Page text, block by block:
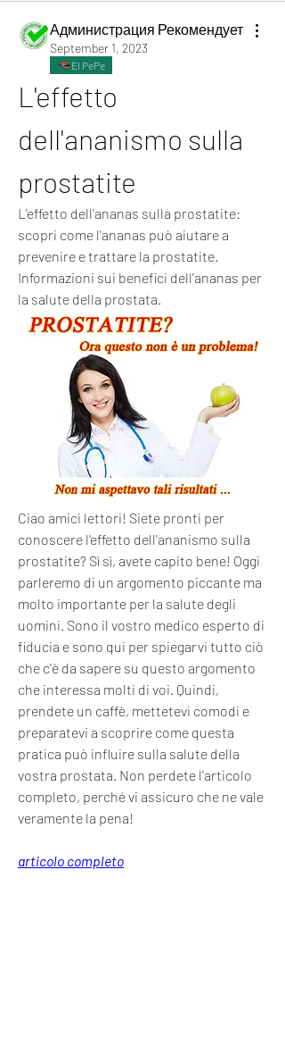
Администрация Рекомендует
September 1, 2023
El PePe
L'effetto
dell'ananismo sulla
prostatite
L'effetto dell'ananas sulla prostatite:
scopri come l'ananas può aiutare a
prevenire e trattare la prostatite.
Informazioni sui benefici dell'ananas per
la salute della prostata.
Ciao amici lettori! Siete pronti per
conoscere l'effetto dell'ananismo sulla
prostatite? Sì sì, avete capito bene! Oggi
parleremo di un argomento piccante ma
molto importante per la salute degli
uomini. Sono il vostro medico esperto di
fiducia e sono qui per spiegarvi tutto ciò
che c'è da sapere su questo argomento
che interessa molti di voi. Quindi,
prendete un caffè, mettetevi comodi e
preparatevi a scoprire come questa
pratica può influire sulla salute della
vostra prostata. Non perdete l'articolo
completo, perché vi assicuro che ne vale
veramente la pena!
articolo completo